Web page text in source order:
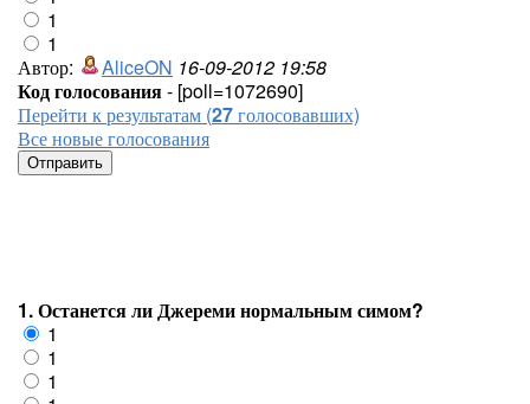
1
1
Автор:
AliceON 16-09-2012 19:58
Код голосования- [poll=1072690]
Перейти к результатам (27голосовавших)
Все новые голосования
1. Останется ли Джереми нормальным симом?
1
1
1